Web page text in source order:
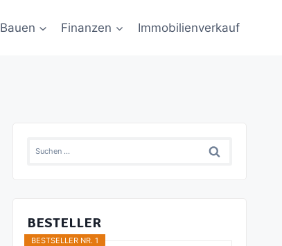
Bauen Finanzen Immobilienverkauf
Suchen
BESTELLER
BESTSELLER NR. 1